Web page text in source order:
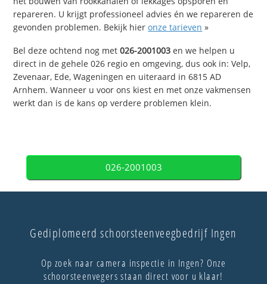
repareren. U krijgt professioneel advies én we repareren de
gevonden problemen. Bekijk hieronze tarieven »
Bel deze ochtend nog met026-2001003 en we helpen u
direct in de gehele 026 regio en omgeving, dus ook in: Velp,
Zevenaar, Ede, Wageningen en uiteraard in 6815 AD
Arnhem. Wanneer u voor ons kiest en met onze vakmensen
werkt dan is de kans op verdere problemen klein.
026-2001003
Gediplomeerd schoorsteenveegbedrijf Ingen
Op zoek naar camera inspectie in Ingen? Onze
schoorsteenvegers staan direct voor u klaar!